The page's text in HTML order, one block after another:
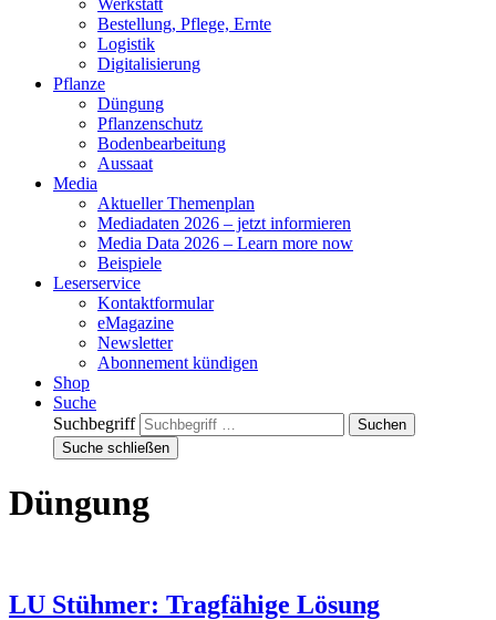
Bestellung, Pflege, Ernte
Logistik
Digitalisierung
Pflanze
Düngung
Pflanzenschutz
Bodenbearbeitung
Aussaat
Media
Aktueller Themenplan
Mediadaten 2026 – jetzt informieren
Media Data 2026 – Learn more now
Beispiele
Leserservice
Kontaktformular
eMagazine
Newsletter
Abonnement kündigen
Shop
Suche
Suchbegriff
Suche schließen
Düngung
LU Stühmer: Tragfähige Lösung